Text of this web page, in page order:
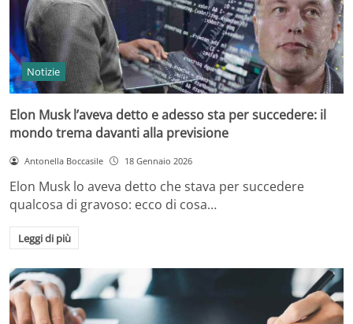
Notizie
Elon Musk l’aveva detto e adesso sta per succedere: il
mondo trema davanti alla previsione
Antonella Boccasile 18 Gennaio 2026
Elon Musk lo aveva detto che stava per succedere
qualcosa di gravoso: ecco di cosa…
Leggi di più